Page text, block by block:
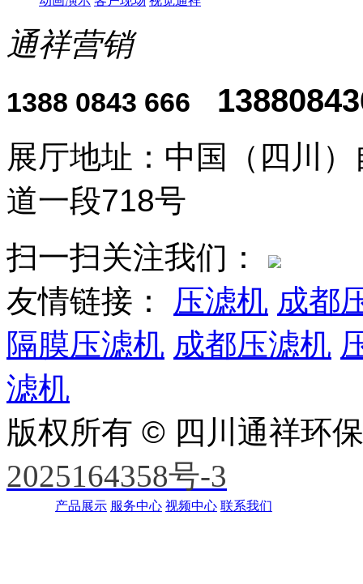
通祥营销
1388 0843 666
展厅地址：中国（四川
道一段718号
扫一扫关注我们：
友情链接：
压滤机 成都
隔膜压滤机 成都压滤机
滤机
版权所有 © 四川通祥环
2025164358号-3
产品展示 服务中心 视频中心 联系我们